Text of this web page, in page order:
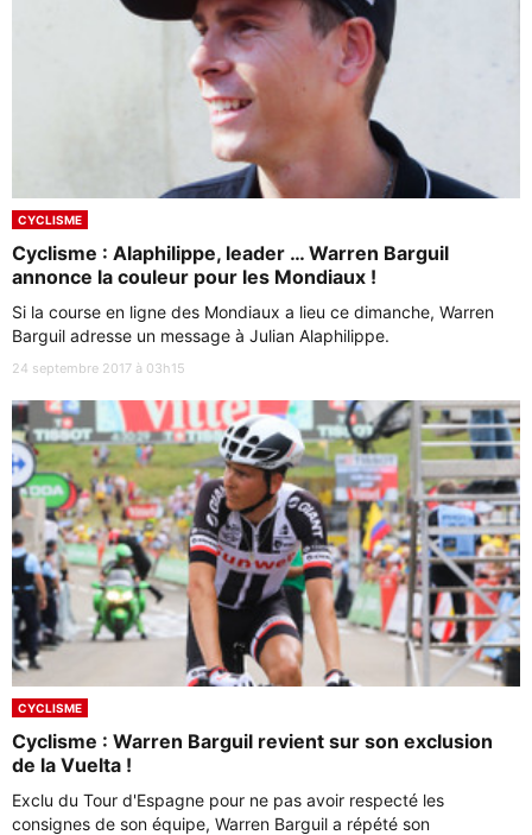
CYCLISME
Cyclisme : Alaphilippe, leader … Warren Barguil
annonce la couleur pour les Mondiaux !
Si la course en ligne des Mondiaux a lieu ce dimanche, Warren
Barguil adresse un message à Julian Alaphilippe.
24 septembre 2017 à 03h15
CYCLISME
Cyclisme : Warren Barguil revient sur son exclusion
de la Vuelta !
Exclu du Tour d'Espagne pour ne pas avoir respecté les
consignes de son équipe, Warren Barguil a répété son